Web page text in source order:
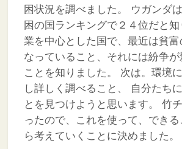
困状況を調べました。
ウガンダ
困の国ランキングで２４位だと知
業を中心とした国で、最近は貧富
なっていること、それには紛争
ことを知りました。
次は。環境
し詳しく調べること、
自分たち
とを見つけようと思います。
竹
ったので、これを使って、でき
ら考えていくことに決めました。